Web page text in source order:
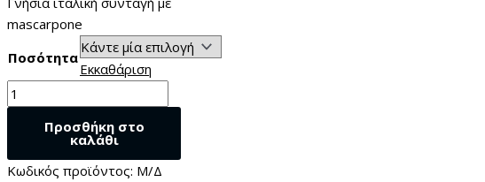
mascarpone
Ποσότητα
Εκκαθάριση
Προσθήκη στο
καλάθι
Κωδικός προϊόντος: Μ/Δ